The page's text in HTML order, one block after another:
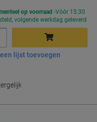
op voorraad Vóór 15:30
volgende werkdag geleverd
In winkelwagen
lijst toevoegen